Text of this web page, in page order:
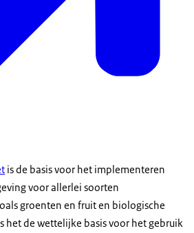
is de basis voor het implementeren
voor allerlei soorten
groenten en fruit en biologische
het de wettelijke basis voor het gebruik